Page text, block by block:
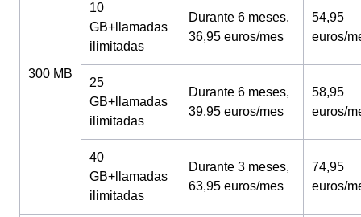
300 MB
10
GB+llamadas
ilimitadas
Durante 6 meses,
36,95 euros/mes
54,95
euros/
25
GB+llamadas
ilimitadas
Durante 6 meses,
39,95 euros/mes
58,95
euros/
40
GB+llamadas
ilimitadas
Durante 3 meses,
63,95 euros/mes
74,95
euros/